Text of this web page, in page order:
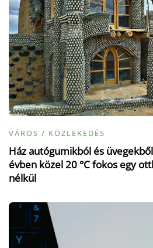
VÁROS / KÖZLEKEDÉS
Ház autógumikból és
évben közel 20 °C fokos egy
nélkül